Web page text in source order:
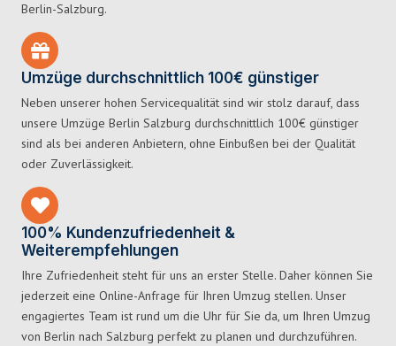
Berlin-Salzburg.
Umzüge durchschnittlich 100€ günstiger
Neben unserer hohen Servicequalität sind wir stolz darauf, dass
unsere Umzüge Berlin Salzburg durchschnittlich 100€ günstiger
sind als bei anderen Anbietern, ohne Einbußen bei der Qualität
oder Zuverlässigkeit.
100% Kundenzufriedenheit &
Weiterempfehlungen
Ihre Zufriedenheit steht für uns an erster Stelle. Daher können Sie
jederzeit eine Online-Anfrage für Ihren Umzug stellen. Unser
engagiertes Team ist rund um die Uhr für Sie da, um Ihren Umzug
von Berlin nach Salzburg perfekt zu planen und durchzuführen.